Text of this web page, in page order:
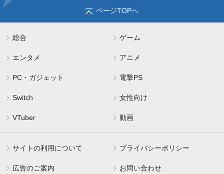
ページTOPへ
総合 ゲーム
エンタメ アニメ
PC・ガジェット 電撃PS
Switch 女性向け
VTuber 動画
サイトの利用について プライバシーポリシー
広告のご案内 お問い合わせ